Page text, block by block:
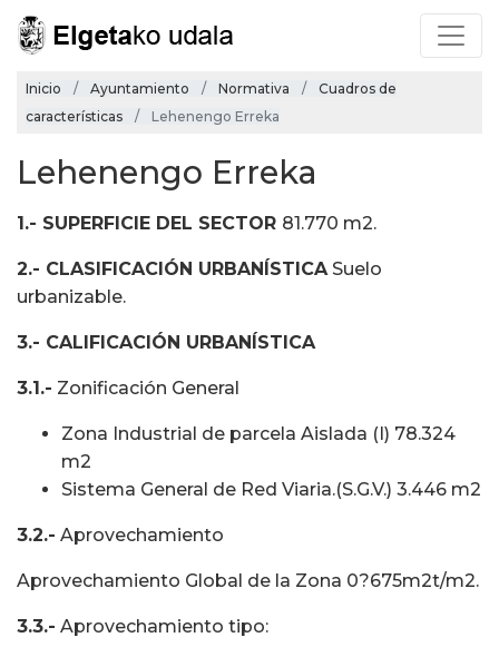
Inicio Ayuntamiento Normativa
Cuadros de
características
Lehenengo Erreka
Lehenengo Erreka
1.- SUPERFICIE DEL SECTOR 81.770 m2.
2.- CLASIFICACIÓN URBANÍSTICASuelo
urbanizable.
3.- CALIFICACIÓN URBANÍSTICA
3.1.- Zonificación General
Zona Industrial de parcela Aislada (I) 78.324
m2
Sistema General de Red Viaria.(S.G.V.) 3.446 m2
3.2.- Aprovechamiento
Aprovechamiento Global de la Zona 0?675m2t/m2.
3.3.- Aprovechamiento tipo: